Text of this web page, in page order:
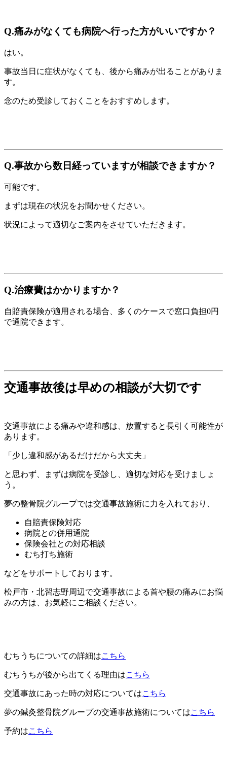
Q.痛みがなくても病院へ行った方がいいですか？
はい。
事故当日に症状がなくても、後から痛みが出ることがありま
す。
念のため受診しておくことをおすすめします。
Q.事故から数日経っていますが相談できますか？
可能です。
まずは現在の状況をお聞かせください。
状況によって適切なご案内をさせていただきます。
Q.治療費はかかりますか？
自賠責保険が適用される場合、多くのケースで窓口負担0円
で通院できます。
交通事故後は早めの相談が大切です
交通事故による痛みや違和感は、放置すると長引く可能性が
あります。
「少し違和感があるだけだから大丈夫」
と思わず、まずは病院を受診し、適切な対応を受けましょ
う。
夢の整骨院グループでは交通事故施術に力を入れており、
自賠責保険対応
病院との併用通院
保険会社との対応相談
むち打ち施術
などをサポートしております。
松戸市・北習志野周辺で交通事故による首や腰の痛みにお悩
みの方は、お気軽にご相談ください。
むちうちについての詳細はこちら
むちうちが後から出てくる理由はこちら
交通事故にあった時の対応についてはこちら
夢の鍼灸整骨院グループの交通事故施術についてはこちら
予約はこちら